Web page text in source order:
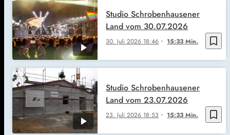
bookmark_border
30. Juli 2026 18:46 15:33 Min.
Studio Schrobenhausener
Land vom 30.07.2026
bookmark_border
23. Juli 2026 18:53 15:33 Min.
Studio Schrobenhausener
Land vom 23.07.2026